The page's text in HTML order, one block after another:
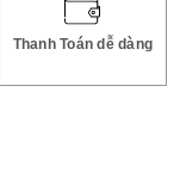
Thanh Toán dễ dàng